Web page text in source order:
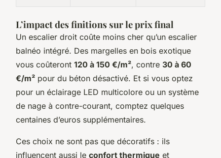
L’impact des finitions sur le prix final
Un escalier droit coûte moins cher qu’un escalier
balnéo intégré. Des margelles en bois exotique
vous coûteront 120 à 150 €/m², contre 30 à 60
€/m² pour du béton désactivé. Et si vous optez
pour un éclairage LED multicolore ou un système
de nage à contre-courant, comptez quelques
centaines d’euros supplémentaires.
Ces choix ne sont pas que décoratifs : ils
influencent aussi le confort thermique et